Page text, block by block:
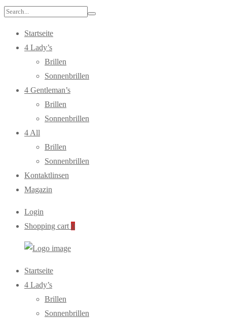
Search
Startseite
4 Lady’s
Brillen
Sonnenbrillen
4 Gentleman’s
Brillen
Sonnenbrillen
4 All
Brillen
Sonnenbrillen
Kontaktlinsen
Magazin
Login
Shopping cart 0
Primary
Menu
Startseite
4 Lady’s
Brillen
Sonnenbrillen